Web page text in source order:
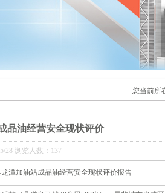
您当前所
品油经营安全现状评价
5/28 浏览人数：137
潭加油站成品油经营安全现状评价报告